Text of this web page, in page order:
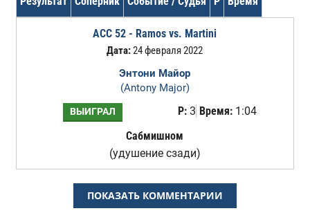
ACC 52 - Ramos vs. Martini
Дата:24 февраля 2022
Энтони Майор
(Antony Major)
ВЫИГРАЛ Р:3 Время:1:04
Сабмишном
(удушение сзади)
ПОКАЗАТЬ КОММЕНТАРИИ